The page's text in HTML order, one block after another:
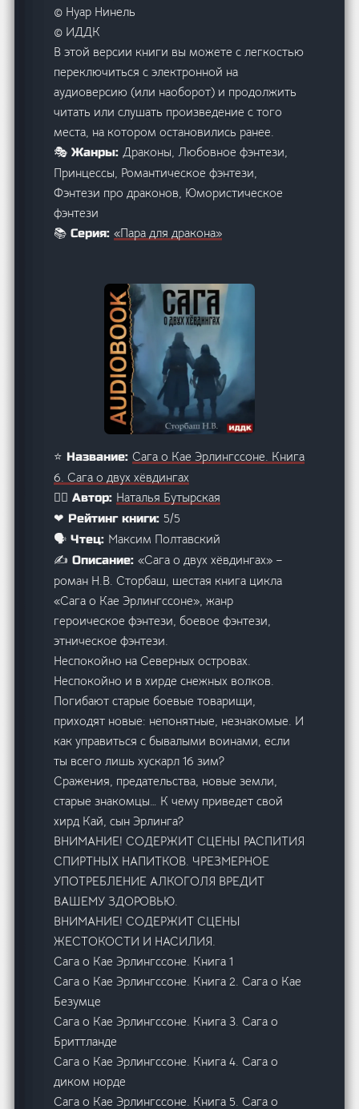
© Нуар Нинель
© ИДДК
В этой версии книги вы можете с легкостью
переключиться с электронной на
аудиоверсию (или наоборот) и продолжить
читать или слушать произведение с того
места, на котором остановились ранее.
🎭 Жанры:Драконы, Любовное фэнтези,
Принцессы, Романтическое фэнтези,
Фэнтези про драконов, Юмористическое
фэнтези
📚 Серия:«Пара для дракона»
⭐ Название:Сага о Кае Эрлингссоне. Книга
6. Сага о двух хёвдингах
🙋‍♂️ Автор: Наталья Бутырская
❤ Рейтинг книги: 5/5
🗣️ Чтец: Максим Полтавский
✍️ Описание:«Сага о двух хёвдингах» –
роман Н.В. Сторбаш, шестая книга цикла
«Сага о Кае Эрлингссоне», жанр
героическое фэнтези, боевое фэнтези,
этническое фэнтези.
Неспокойно на Северных островах.
Неспокойно и в хирде снежных волков.
Погибают старые боевые товарищи,
приходят новые: непонятные, незнакомые. И
как управиться с бывалыми воинами, если
ты всего лишь хускарл 16 зим?
Сражения, предательства, новые земли,
старые знакомцы… К чему приведет свой
хирд Кай, сын Эрлинга?
ВНИМАНИЕ! СОДЕРЖИТ СЦЕНЫ РАСПИТИЯ
СПИРТНЫХ НАПИТКОВ. ЧРЕЗМЕРНОЕ
УПОТРЕБЛЕНИЕ АЛКОГОЛЯ ВРЕДИТ
ВАШЕМУ ЗДОРОВЬЮ.
ВНИМАНИЕ! СОДЕРЖИТ СЦЕНЫ
ЖЕСТОКОСТИ И НАСИЛИЯ.
Сага о Кае Эрлингссоне. Книга 1
Сага о Кае Эрлингссоне. Книга 2. Сага о Кае
Безумце
Сага о Кае Эрлингссоне. Книга 3. Сага о
Бриттланде
Сага о Кае Эрлингссоне. Книга 4. Сага о
диком норде
Сага о Кае Эрлингссоне. Книга 5. Сага о